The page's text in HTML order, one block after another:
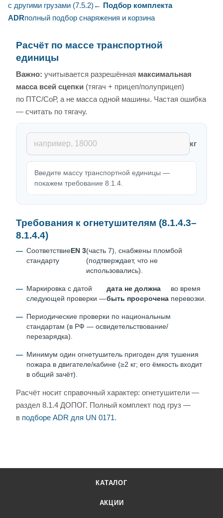
с другими грузами (7.5.2) ← Подбор комплекта
ADRполный подбор снаряжения и корзина
Расчёт по массе транспортной
единицы
Важно: учитывается разрешённая максимальная
масса всей сцепки (тягач + прицеп/полуприцеп)
по ПТС/СоР, а не масса одной машины. Частая ошибка
— считать по тягачу.
кг
Введите массу транспортной единицы —
покажем требование 8.1.4.
Требования к огнетушителям (8.1.4.3–
8.1.4.4)
Соответствие
стандарту
EN 3(часть 7), снабжены пломбой
(подтверждает, что не
использовались).
Маркировка с датой
следующей проверки —
дата не должна
быть просрочена
во время
перевозки.
Периодические проверки по национальным
стандартам (в РФ — освидетельствование/
перезарядка).
Минимум один огнетушитель пригоден для тушения
пожара в двигателе/кабине (≥2 кг; его ёмкость входит
в общий зачёт).
Расчёт носит справочный характер: огнетушители —
раздел 8.1.4 ДОПОГ. Полный комплект под груз —
в подборе ADR для UN 0171.
КАТАЛОГ
АКЦИИ